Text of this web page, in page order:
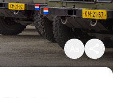
Klein
Standaard
Groot